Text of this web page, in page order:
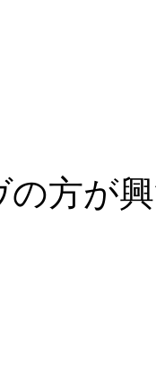
の方が